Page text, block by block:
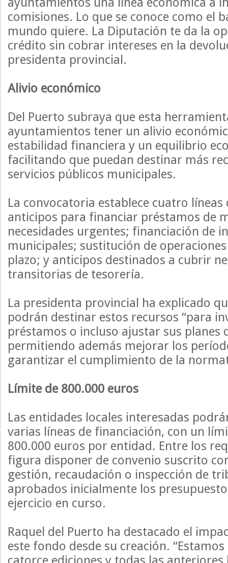
comisiones. Lo que se conoce como el
mundo quiere. La Diputación te da la
crédito sin cobrar intereses en la
presidenta provincial.
Alivio económico
Del Puerto subraya que esta
ayuntamientos tener un alivio
estabilidad financiera y un equilibrio
facilitando que puedan destinar más
servicios públicos municipales.
La convocatoria establece cuatro líneas
anticipos para financiar préstamos de
necesidades urgentes; financiación de
municipales; sustitución de
plazo; y anticipos destinados a cubrir
transitorias de tesorería.
La presidenta provincial ha explicado
podrán destinar estos recursos “para
préstamos o incluso ajustar sus planes
permitiendo además mejorar los
garantizar el cumplimiento de la
Límite de 800.000 euros
Las entidades locales interesadas
varias líneas de financiación, con un
800.000 euros por entidad. Entre los
figura disponer de convenio suscrito
gestión, recaudación o inspección de
aprobados inicialmente los
ejercicio en curso.
Raquel del Puerto ha destacado el
este fondo desde su creación.